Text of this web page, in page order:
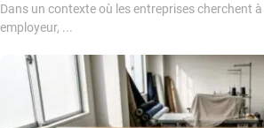
Dans un contexte où les entreprises cherchent
employeur, ...